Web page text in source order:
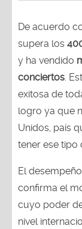
De acuerdo
supera los
y ha vendido
conciertos.
exitosa de
logro ya que
Unidos, país
tener ese tipo
El
confirma el
cuyo poder
nivel